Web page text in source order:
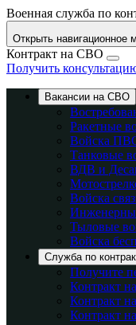
Военная служба по
Открыть навигационное
Контракт на СВО
Получить
Вакансии на СВО
Ракетные
Войска
Танковые
ВДВ и
Войска
Тыловые
Войска
Служба по
Получите
Контракт
Контракт
Контракт